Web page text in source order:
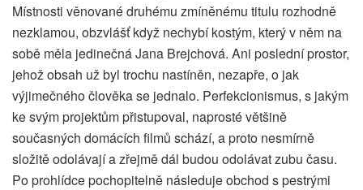
Místnosti věnované druhému zmíněnému titulu rozhodně
nezklamou, obzvlášť když nechybí kostým, který v něm na
sobě měla jedinečná Jana Brejchová. Ani poslední prostor,
jehož obsah už byl trochu nastíněn, nezapře, o jak
výjimečného člověka se jednalo. Perfekcionismus, s jakým
ke svým projektům přistupoval, naprosté většině
současných domácích filmů schází, a proto nesmírně
složitě odolávají a zřejmě dál budou odolávat zubu času.
Po prohlídce pochopitelně následuje obchod s pestrými